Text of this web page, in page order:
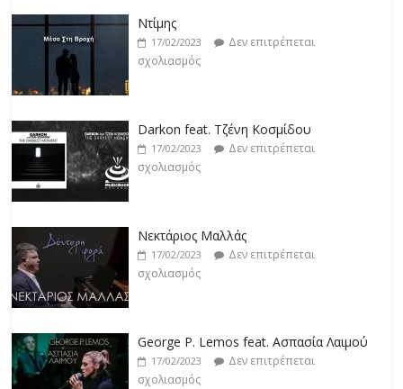
Ντίμης
17/02/2023
Δεν επιτρέπεται
σχολιασμός
Darkon feat. Τζένη Κοσμίδου
17/02/2023
Δεν επιτρέπεται
σχολιασμός
Νεκτάριος Μαλλάς
17/02/2023
Δεν επιτρέπεται
σχολιασμός
George P. Lemos feat. Ασπασία Λαιμού
17/02/2023
Δεν επιτρέπεται
σχολιασμός